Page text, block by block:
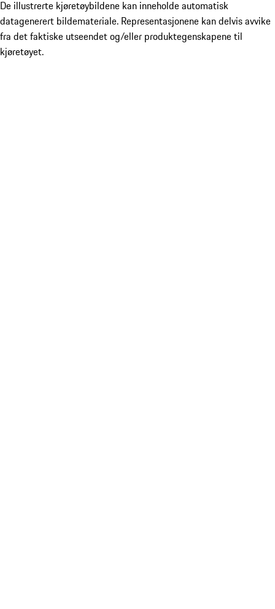
De illustrerte kjøretøybildene kan inneholde automatisk
datagenerert bildemateriale. Representasjonene kan delvis avvike
fra det faktiske utseendet og/eller produktegenskapene til
kjøretøyet.